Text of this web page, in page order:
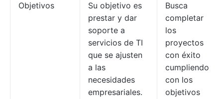
Objetivos
Su objetivo es
prestar y dar
soporte a
servicios de TI
que se ajusten
a las
necesidades
empresariales.
Busca
completar
los
proyectos
con éxito
cumpliendo
con los
objetivos